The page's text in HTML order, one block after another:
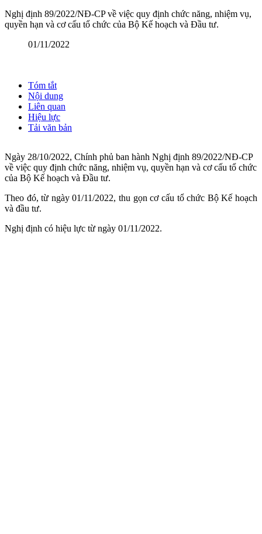
Nghị định 89/2022/NĐ-CP về việc quy định chức năng, nhiệm vụ,
quyền hạn và cơ cấu tổ chức của Bộ Kế hoạch và Đầu tư.
01/11/2022
Tóm tắt
Nội dung
Liên quan
Hiệu lực
Tải văn bản
Ngày 28/10/2022, Chính phủ ban hành Nghị định 89/2022/NĐ-CP
về việc quy định chức năng, nhiệm vụ, quyền hạn và cơ cấu tổ chức
của Bộ Kế hoạch và Đầu tư.
Theo đó, từ ngày 01/11/2022, thu gọn cơ cấu tổ chức Bộ Kế hoạch
và đầu tư.
Nghị định có hiệu lực từ ngày 01/11/2022.